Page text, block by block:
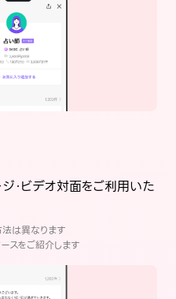
ジ・ビデオ対面をご利用いた
は異なります
スをご紹介します